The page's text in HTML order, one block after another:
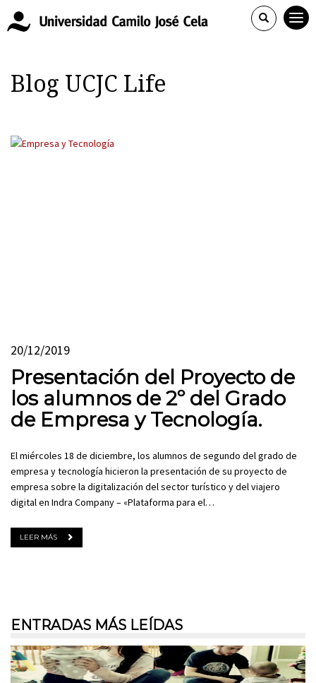
Blog UCJC Life
20/12/2019
Presentación del Proyecto de
los alumnos de 2º del Grado
de Empresa y Tecnología.
El miércoles 18 de diciembre, los alumnos de segundo del grado de
empresa y tecnología hicieron la presentación de su proyecto de
empresa sobre la digitalización del sector turístico y del viajero
digital en Indra Company – «Plataforma para el…
LEER MÁS
ENTRADAS MÁS LEÍDAS